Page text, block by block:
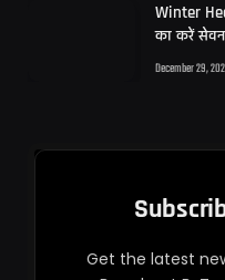
Winter
का करें
December 29,
Get the latest